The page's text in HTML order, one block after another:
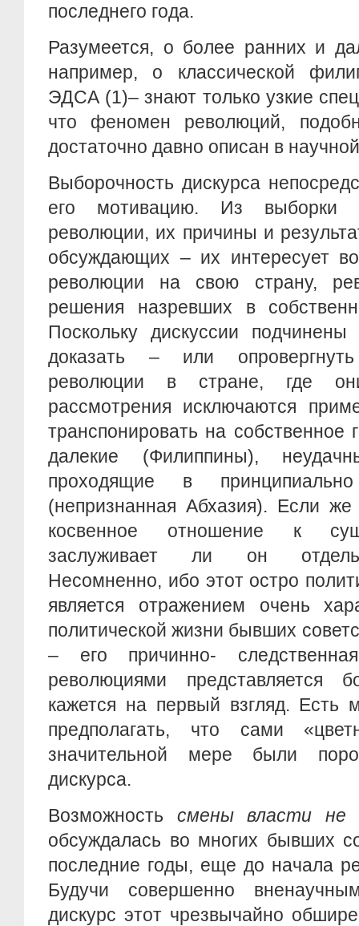
последнего года.
Разумеется, о более ранних и
например, о классической
ЭДСА (1)– знают только узкие
что феномен революций,
достаточно давно описан в
Выборочность дискурса
его мотивацию. Из выборки
революции, их причины и
обсуждающих – их интересует
революции на свою страну,
решения назревших в
Поскольку дискуссии
доказать – или
революции в стране, где
рассмотрения исключаются
транспонировать на собственное
далекие (Филиппины),
проходящие в
(непризнанная Абхазия). Если
косвенное отношение к
заслуживает ли он
Несомненно, ибо этот остро
является отражением очень
политической жизни бывших
– его причинно-
революциями представляется
кажется на первый взгляд. Есть
предполагать, что сами
значительной мере были
дискурса.
Возможность смены власти
обсуждалась во многих бывших
последние годы, еще до начала
Будучи совершенно
дискурс этот чрезвычайно